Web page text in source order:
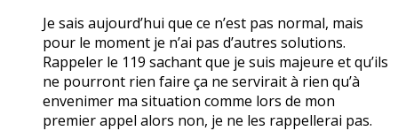
Je sais aujourd’hui que ce n’est pas normal, mais
pour le moment je n’ai pas d’autres solutions.
Rappeler le 119 sachant que je suis majeure et qu’ils
ne pourront rien faire ça ne servirait à rien qu’à
envenimer ma situation comme lors de mon
premier appel alors non, je ne les rappellerai pas.